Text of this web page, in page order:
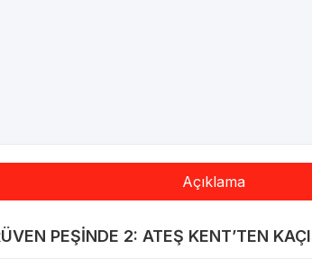
Açıklama
PEŞINDE 2: ATEŞ KENT’TEN